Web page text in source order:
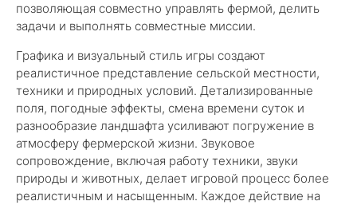
позволяющая совместно управлять фермой, делить
задачи и выполнять совместные миссии.
Графика и визуальный стиль игры создают
реалистичное представление сельской местности,
техники и природных условий. Детализированные
поля, погодные эффекты, смена времени суток и
разнообразие ландшафта усиливают погружение в
атмосферу фермерской жизни. Звуковое
сопровождение, включая работу техники, звуки
природы и животных, делает игровой процесс более
реалистичным и насыщенным. Каждое действие на